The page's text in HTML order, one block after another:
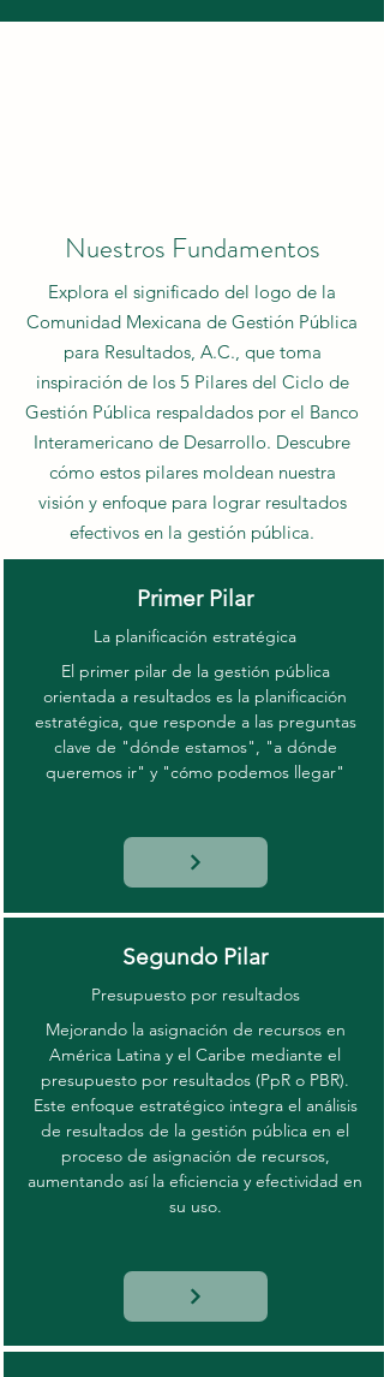
Nuestros Fundamentos
Explora el significado del logo de la
Comunidad Mexicana de Gestión Pública
para Resultados, A.C., que toma
inspiración de los 5 Pilares del Ciclo de
Gestión Pública respaldados por el Banco
Interamericano de Desarrollo. Descubre
cómo estos pilares moldean nuestra
visión y enfoque para lograr resultados
efectivos en la gestión pública.
Primer Pilar
La planificación estratégica
El primer pilar de la gestión pública
orientada a resultados es la planificación
estratégica, que responde a las preguntas
clave de "dónde estamos", "a dónde
queremos ir" y "cómo podemos llegar"
Segundo Pilar
Presupuesto por resultados
Mejorando la asignación de recursos en
América Latina y el Caribe mediante el
presupuesto por resultados (PpR o PBR).
Este enfoque estratégico integra el análisis
de resultados de la gestión pública en el
proceso de asignación de recursos,
aumentando así la eficiencia y efectividad en
su uso.